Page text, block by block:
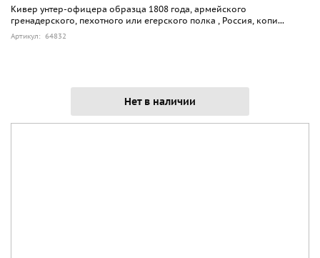
Кивер унтер-офицера образца 1808 года, армейского
гренадерского, пехотного или егерского полка , Россия, копи...
Артикул: 64832
Нет в наличии